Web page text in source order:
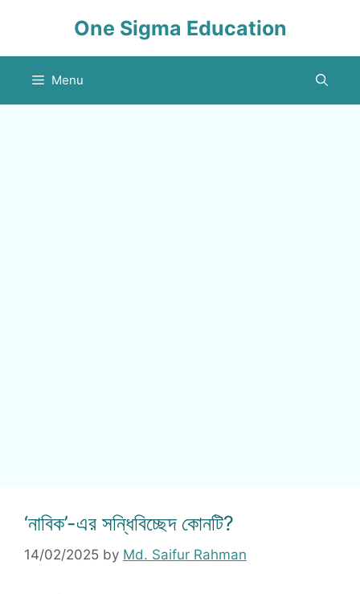
One Sigma Education
Menu
‘নাবিক’-এর সন্ধিবিচ্ছেদ কোনটি?
14/02/2025 by Md. Saifur Rahman